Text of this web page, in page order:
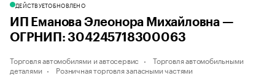
ДЕЙСТВУЕТОБНОВЛЕНО
ИП Еманова Элеонора Михайловна —
ОГРНИП: 304245718300063
Торговля автомобилями и автосервис
Торговля автомобильными
деталями
Розничная торговля запасными частями